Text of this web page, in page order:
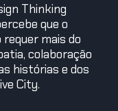
Thinking
que o
mais do
colaboração
histórias e dos
City.